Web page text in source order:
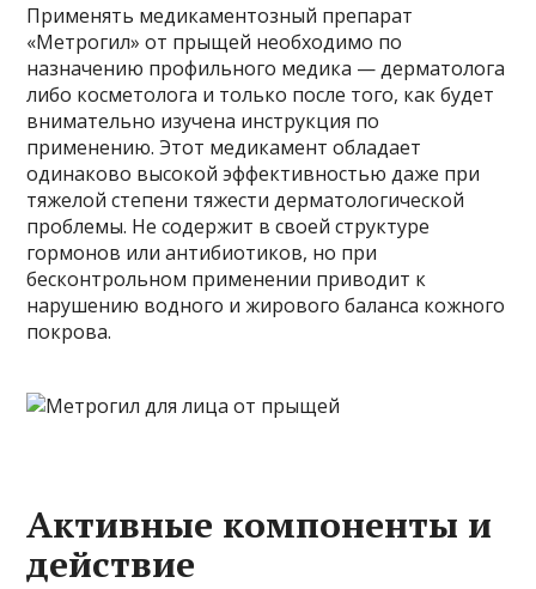
Применять медикаментозный препарат
«Метрогил» от прыщей необходимо по
назначению профильного медика — дерматолога
либо косметолога и только после того, как будет
внимательно изучена инструкция по
применению. Этот медикамент обладает
одинаково высокой эффективностью даже при
тяжелой степени тяжести дерматологической
проблемы. Не содержит в своей структуре
гормонов или антибиотиков, но при
бесконтрольном применении приводит к
нарушению водного и жирового баланса кожного
покрова.
Активные компоненты и
действие